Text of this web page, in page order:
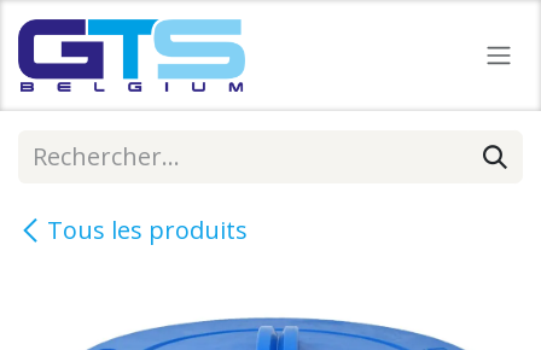
Se rendre au contenu
Tous les produits